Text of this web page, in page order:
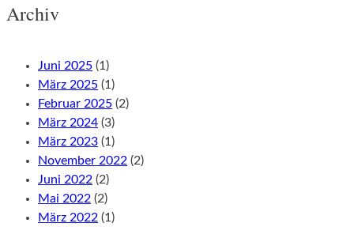
Archiv
Juni 2025 (1)
März 2025 (1)
Februar 2025 (2)
März 2024 (3)
März 2023 (1)
November 2022 (2)
Juni 2022 (2)
Mai 2022 (2)
März 2022 (1)